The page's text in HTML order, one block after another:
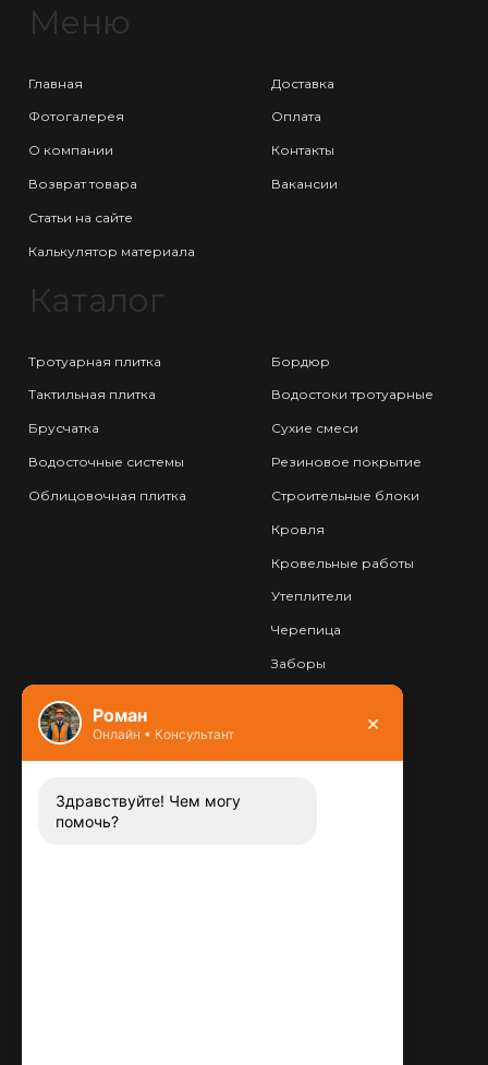
Меню
Главная
Фотогалерея
О компании
Возврат товара
Статьи на сайте
Калькулятор материала
Доставка
Оплата
Контакты
Вакансии
Каталог
Тротуарная плитка
Тактильная плитка
Брусчатка
Водосточные системы
Облицовочная плитка
Бордюр
Водостоки тротуарные
Сухие смеси
Резиновое покрытие
Строительные блоки
Кровля
Кровельные работы
Утеплители
Черепица
Заборы
Контакты
Заказать звонок
Роман
Онлайн • Консультант ×
Здравствуйте! Чем могу
помочь?